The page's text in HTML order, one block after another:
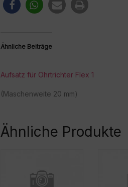
Ähnliche Beiträge
Aufsatz für Ohrtrichter Flex 1
(Maschenweite 20 mm)
Ähnliche Produkte